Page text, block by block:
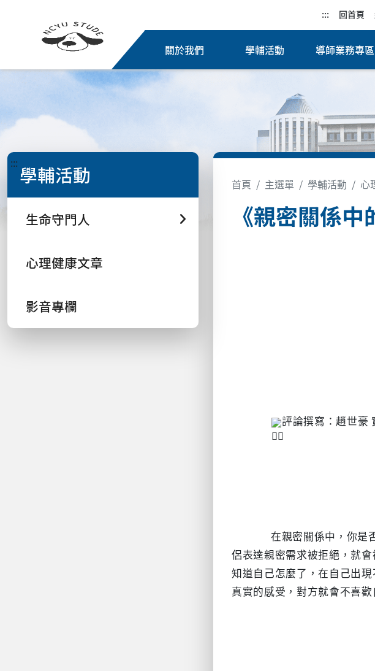
::: 回首頁
關於我們 學輔活動 導師業務專區
::: 學輔活動
生命守門人
心理健康文章
影音專欄
首頁 主選單 學輔活動 心
《親密關係
評論撰寫：趙世豪
侶表達親密需求被拒絕，就
知道自己怎麼了，在自己出
真實的感受，對方就會不喜